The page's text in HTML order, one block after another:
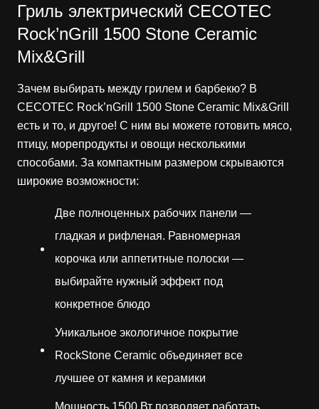
Гриль электрический CECOTEC
Rock’nGrill 1500 Stone Ceramic
Mix&Grill
Зачем выбирать между грилем и барбекю? В
CECOTEC Rock’nGrill 1500 Stone Ceramic Mix&Grill
есть и то, и другое! С ним вы можете готовить мясо,
птицу, морепродукты и овощи несколькими
способами. За компактным размером скрываются
широкие возможности:
Две полноценных рабочих панели —
гладкая и рифленая. Равномерная
корочка или аппетитные полоски —
выбирайте нужный эффект под
конкретное блюдо
Уникальное экологичное покрытие
RockStone Ceramic объединяет все
лучшее от камня и керамики
Мощность 1500 Вт позволяет работать